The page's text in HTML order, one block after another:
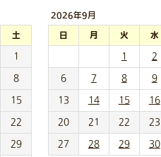
土
1
8
15
22
29
2026年9月
日 月 火 水
1
2
6
7 8 9
13
14 15 16
20
21 22 23
27
28 29 30